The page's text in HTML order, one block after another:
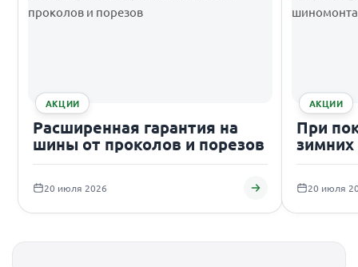
АКЦИИ
Расширенная гарантия на
шины от проколов и порезов
20 июля 2026
АКЦИИ
При
20 июля